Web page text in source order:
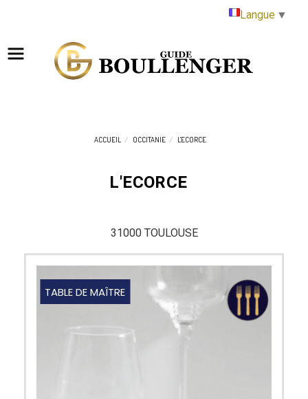
ACCUEIL OCCITANIE L'ECORCE
TABLE DE MAÎTRE
L'ECORCE
31000 TOULOUSE
Langue ▼